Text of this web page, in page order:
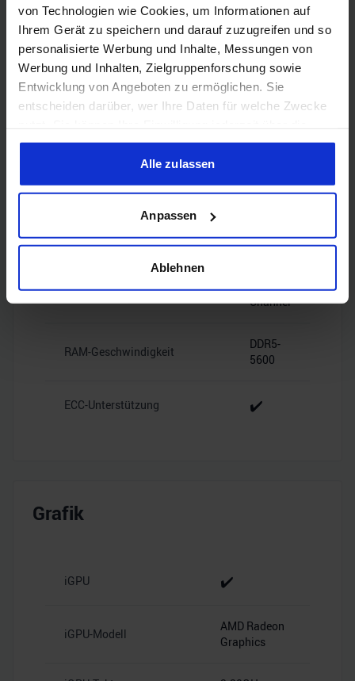
von Technologien wie Cookies, um Informationen auf
Ihrem Gerät zu speichern und darauf zuzugreifen und so
personalisierte Werbung und Inhalte, Messungen von
Werbung und Inhalten, Zielgruppenforschung sowie
Entwicklung von Angeboten zu ermöglichen. Sie
entscheiden darüber, wer Ihre Daten für welche Zwecke
Cookie-Erklärung oder durch Klicken auf das Privacy
Trigger Symbol ändern oder widerrufen
Informationen über Ihre geografische Lage erfassen,
welche bis auf einige Meter genau sein können
Ihr Gerät durch aktives Scannen nach bestimmten
Erfahren Sie mehr darüber, wie Ihre persönlichen Daten
zu können und die Zugriffe auf unsere Website zu
weiteren Daten zusammen, die Sie ihnen bereitgestellt
Alle zulassen
Anpassen
Ablehnen
Chipsatz-Interface
PCIe
4.0 x4
PCIe-Lanes 28
RAM-Kompatibilität
Speichertyp DDR5
Speicherkanäle
Dual
Channel
RAM-Geschwindigkeit
DDR5-
5600
ECC-Unterstützung ✔️
Grafik
iGPU ✔️
iGPU-Modell
AMD Radeon
Graphics